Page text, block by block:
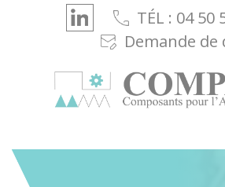
TÉL : 04 50
Demande de
Cookies management panel